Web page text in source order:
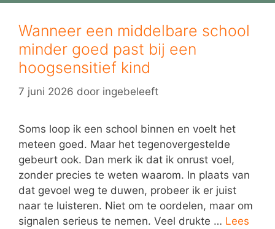
Wanneer een middelbare school
minder goed past bij een
hoogsensitief kind
7 juni 2026 door ingebeleeft
Soms loop ik een school binnen en voelt het
meteen goed. Maar het tegenovergestelde
gebeurt ook. Dan merk ik dat ik onrust voel,
zonder precies te weten waarom. In plaats van
dat gevoel weg te duwen, probeer ik er juist
naar te luisteren. Niet om te oordelen, maar om
signalen serieus te nemen. Veel drukte … Lees